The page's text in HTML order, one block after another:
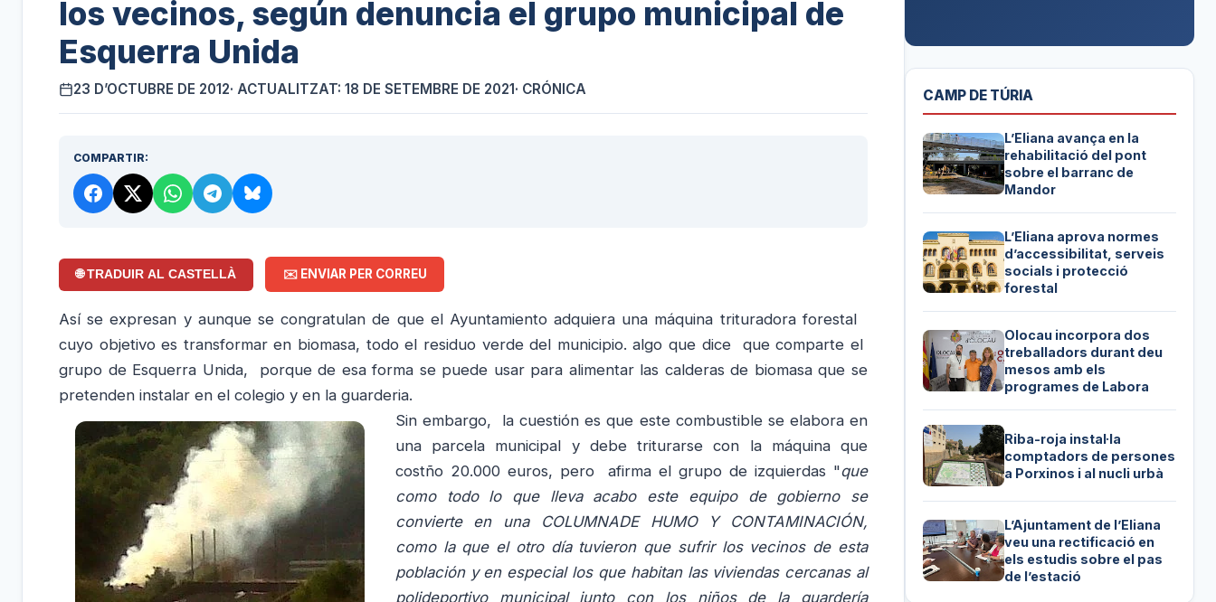
los vecinos, según denuncia el grupo municipal de
Esquerra Unida
23 D’OCTUBRE DE 2012· ACTUALITZAT: 18 DE SETEMBRE DE 2021· CRÓNICA
COMPARTIR:
🌐 TRADUIR AL CASTELLÀ ✉️ ENVIAR PER CORREU
Así se expresan y aunque se congratulan de que el Ayuntamiento adquiera una máquina trituradora forestal
cuyo objetivo es transformar en biomasa, todo el residuo verde del municipio. algo que dice que comparte el
grupo de Esquerra Unida, porque de esa forma se puede usar para alimentar las calderas de biomasa que se
pretenden instalar en el colegio y en la guarderia.
Sin embargo, la cuestión es que este combustible se elabora en
una parcela municipal y debe triturarse con la máquina que
costño 20.000 euros, pero afirma el grupo de izquierdas "que
como todo lo que lleva acabo este equipo de gobierno se
convierte en una COLUMNADE HUMO Y CONTAMINACIÓN,
como la que el otro día tuvieron que sufrir los vecinos de esta
población y en especial los que habitan las viviendas cercanas al
polideportivo municipal junto con los niños de la guardería
CAMP DE TÚRIA
L’Eliana avança en la
rehabilitació del pont
sobre el barranc de
Mandor
L’Eliana aprova normes
d’accessibilitat, serveis
socials i protecció
forestal
Olocau incorpora dos
treballadors durant deu
mesos amb els
programes de Labora
Riba-roja instal·la
comptadors de persones
a Porxinos i al nucli urbà
L’Ajuntament de l’Eliana
veu una rectificació en
els estudis sobre el pas
de l’estació